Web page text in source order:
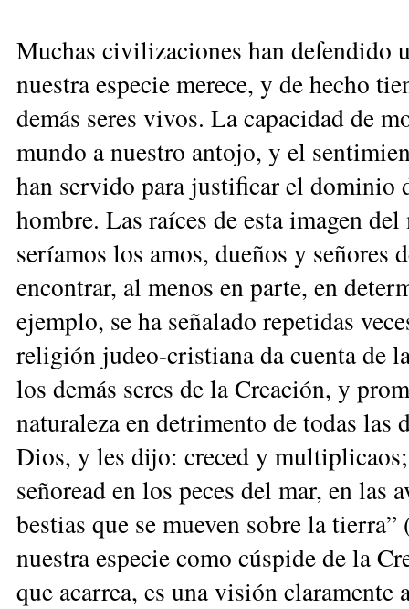
Muchas civilizaciones han defendido
nuestra especie merece, y de hecho
demás seres vivos. La ca­pacidad de
mundo a nues­tro antojo, y el
han servido para justificar el dominio
hombre. Las raíces de esta imagen
seríamos los amos, dueños y se­ñores
encontrar, al menos en parte, en
ejemplo, se ha señalado repetidas
religión judeo-cristiana da cuenta de
los demás seres de la Creación, y
naturaleza en detrimento de todas
Dios, y les dijo: creced y
señoread en los peces del mar, en las
bestias que se mueven sobre la
nuestra especie como cúspide de la
que acarrea, es una visión clara­mente